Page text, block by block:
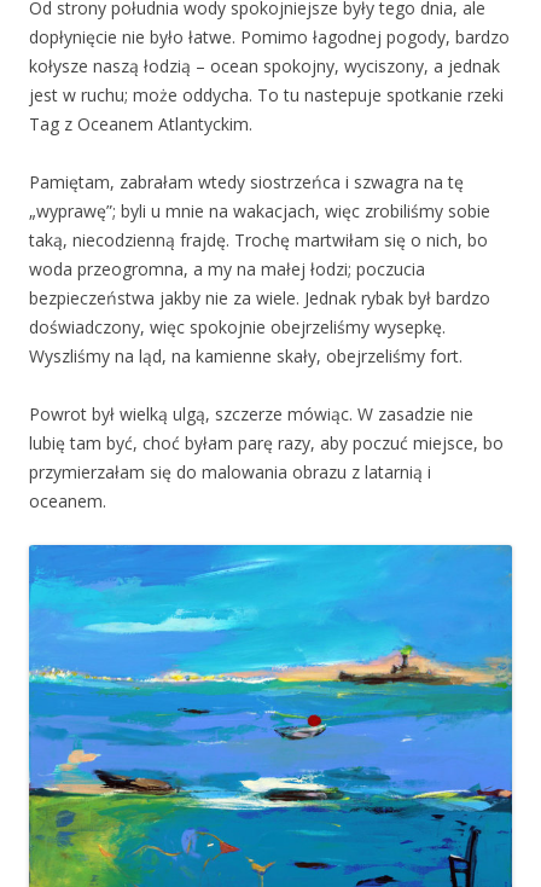
Od strony południa wody spokojniejsze były tego dnia, ale
dopłynięcie nie było łatwe. Pomimo łagodnej pogody, bardzo
kołysze naszą łodzią – ocean spokojny, wyciszony, a jednak
jest w ruchu; może oddycha. To tu nastepuje spotkanie rzeki
Tag z Oceanem Atlantyckim.
Pamiętam, zabrałam wtedy siostrzeńca i szwagra na tę
„wyprawę”; byli u mnie na wakacjach, więc zrobiliśmy sobie
taką, niecodzienną frajdę. Trochę martwiłam się o nich, bo
woda przeogromna, a my na małej łodzi; poczucia
bezpieczeństwa jakby nie za wiele. Jednak rybak był bardzo
doświadczony, więc spokojnie obejrzeliśmy wysepkę.
Wyszliśmy na ląd, na kamienne skały, obejrzeliśmy fort.
Powrot był wielką ulgą, szczerze mówiąc. W zasadzie nie
lubię tam być, choć byłam parę razy, aby poczuć miejsce, bo
przymierzałam się do malowania obrazu z latarnią i
oceanem.